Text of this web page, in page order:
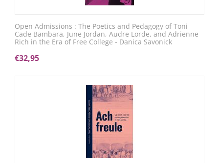
Open Admissions : The Poetics and Pedagogy of Toni
Cade Bambara, June Jordan, Audre Lorde, and Adrienne
Rich in the Era of Free College - Danica Savonick
€32,95